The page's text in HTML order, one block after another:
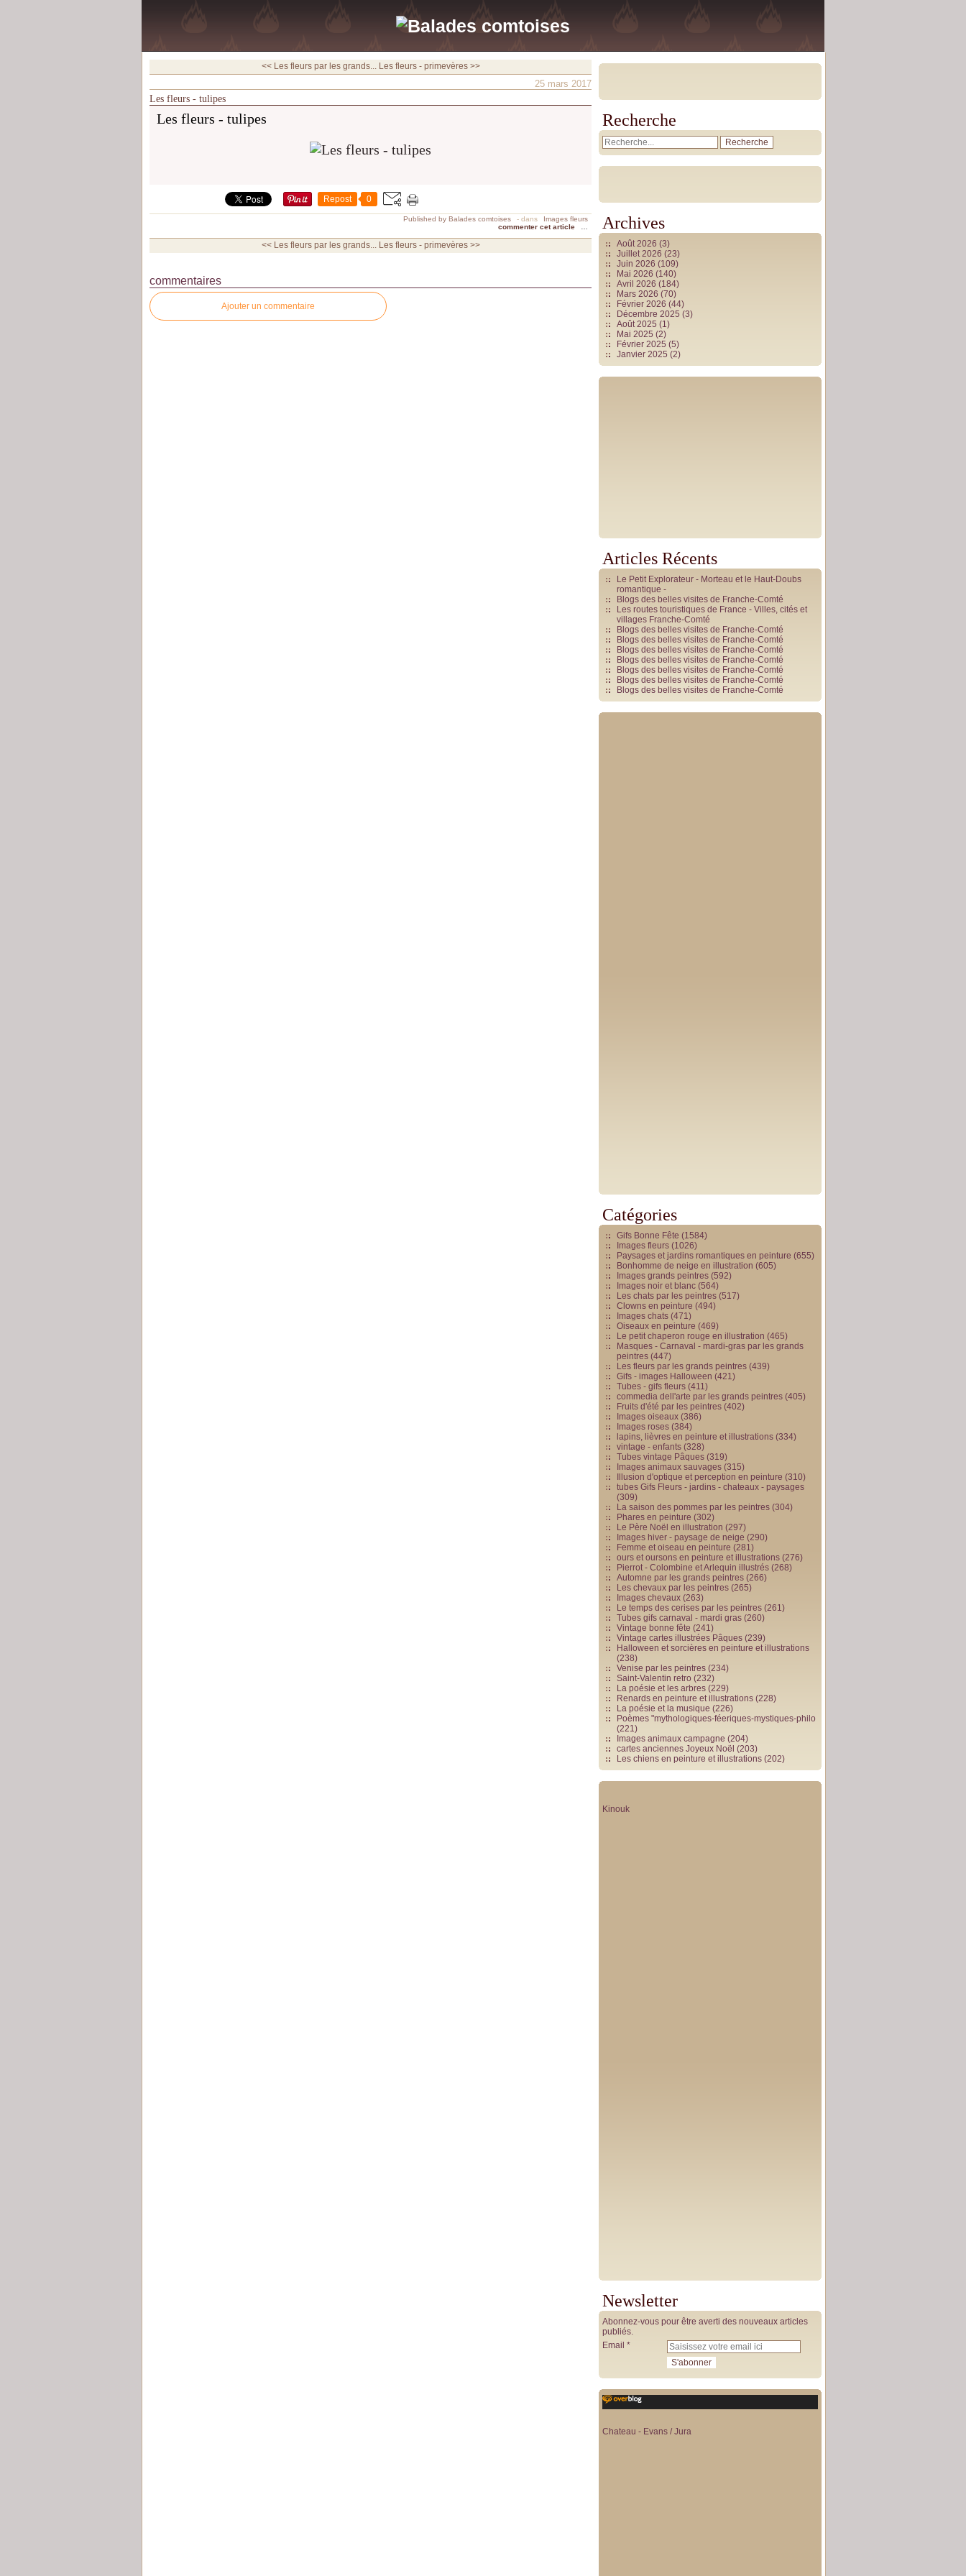
<< Les fleurs par les grands... Les fleurs - primevères >>
25 mars 2017
Les fleurs - tulipes
Les fleurs - tulipes
Repost 0
Published by Balades comtoises - dans
Images fleurs
commenter cet article
<< Les fleurs par les grands... Les fleurs - primevères >>
commentaires
Ajouter un commentaire
Recherche
Archives
Août 2026 (3)
Juillet 2026 (23)
Juin 2026 (109)
Mai 2026 (140)
Avril 2026 (184)
Mars 2026 (70)
Février 2026 (44)
Décembre 2025 (3)
Août 2025 (1)
Mai 2025 (2)
Février 2025 (5)
Janvier 2025 (2)
Articles Récents
Le Petit Explorateur - Morteau et le Haut-Doubs
romantique -
Blogs des belles visites de Franche-Comté
Les routes touristiques de France - Villes, cités et
villages Franche-Comté
Blogs des belles visites de Franche-Comté
Blogs des belles visites de Franche-Comté
Blogs des belles visites de Franche-Comté
Blogs des belles visites de Franche-Comté
Blogs des belles visites de Franche-Comté
Blogs des belles visites de Franche-Comté
Blogs des belles visites de Franche-Comté
Catégories
Gifs Bonne Fête (1584)
Images fleurs (1026)
Paysages et jardins romantiques en peinture (655)
Bonhomme de neige en illustration (605)
Images grands peintres (592)
Images noir et blanc (564)
Les chats par les peintres (517)
Clowns en peinture (494)
Images chats (471)
Oiseaux en peinture (469)
Le petit chaperon rouge en illustration (465)
Masques - Carnaval - mardi-gras par les grands
peintres (447)
Les fleurs par les grands peintres (439)
Gifs - images Halloween (421)
Tubes - gifs fleurs (411)
commedia dell'arte par les grands peintres (405)
Fruits d'été par les peintres (402)
Images oiseaux (386)
Images roses (384)
lapins, lièvres en peinture et illustrations (334)
vintage - enfants (328)
Tubes vintage Pâques (319)
Images animaux sauvages (315)
Illusion d'optique et perception en peinture (310)
tubes Gifs Fleurs - jardins - chateaux - paysages
(309)
La saison des pommes par les peintres (304)
Phares en peinture (302)
Le Père Noël en illustration (297)
Images hiver - paysage de neige (290)
Femme et oiseau en peinture (281)
ours et oursons en peinture et illustrations (276)
Pierrot - Colombine et Arlequin illustrés (268)
Automne par les grands peintres (266)
Les chevaux par les peintres (265)
Images chevaux (263)
Le temps des cerises par les peintres (261)
Tubes gifs carnaval - mardi gras (260)
Vintage bonne fête (241)
Vintage cartes illustrées Pâques (239)
Halloween et sorcières en peinture et illustrations
(238)
Venise par les peintres (234)
Saint-Valentin retro (232)
La poésie et les arbres (229)
Renards en peinture et illustrations (228)
La poésie et la musique (226)
Poèmes "mythologiques-féeriques-mystiques-philo
(221)
Images animaux campagne (204)
cartes anciennes Joyeux Noël (203)
Les chiens en peinture et illustrations (202)
Kinouk
Newsletter
Abonnez-vous pour être averti des nouveaux articles
publiés.
Email
Chateau - Evans / Jura